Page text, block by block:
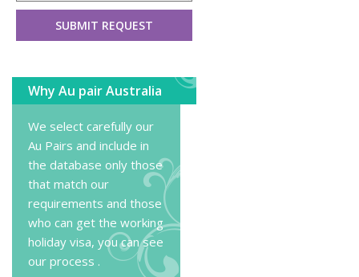
Why Au pair Australia
We select carefully our
Au Pairs and include in
the database only those
that match our
requirements and those
who can get the working
holiday visa, you cansee
our process .